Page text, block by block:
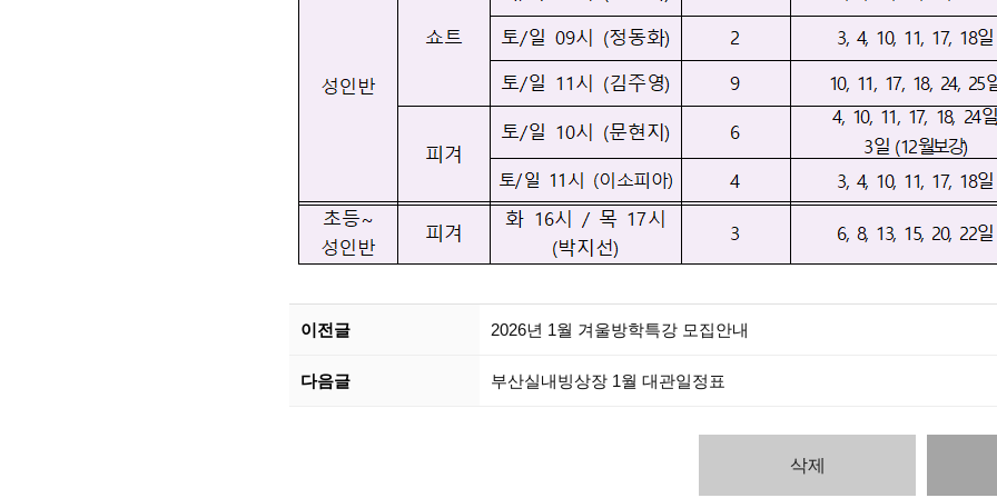
이전글 2026년 1월 겨울방학특강 모집안내
다음글 부산실내빙상장 1월 대관일정표
삭제